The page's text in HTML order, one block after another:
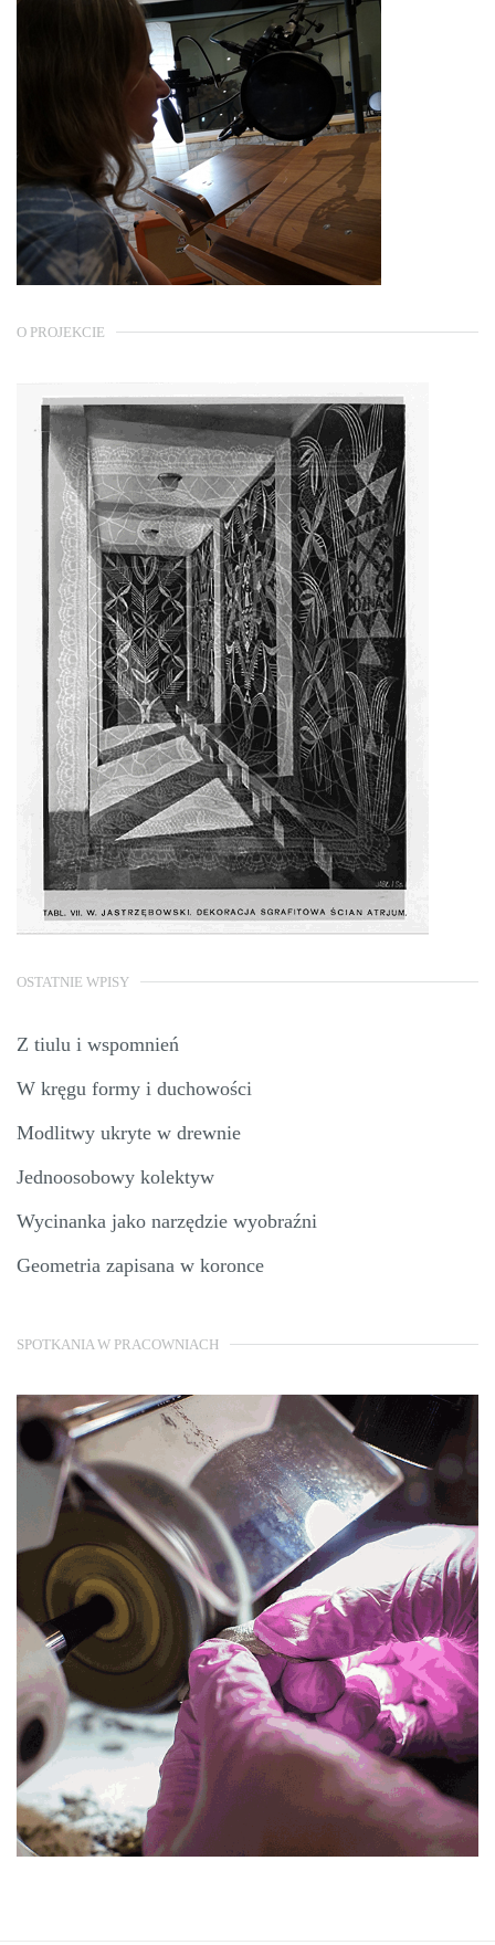
O PROJEKCIE
OSTATNIE WPISY
Z tiulu i wspomnień
W kręgu formy i duchowości
Modlitwy ukryte w drewnie
Jednoosobowy kolektyw
Wycinanka jako narzędzie wyobraźni
Geometria zapisana w koronce
SPOTKANIA W PRACOWNIACH